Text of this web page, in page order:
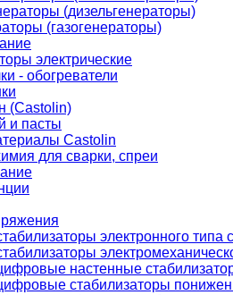
(дизельгенераторы)
(газогенераторы)
электрические
- обогреватели
(Castolin)
и пасты
Castolin
для сварки, спреи
электронного
настенные
стабилизаторы